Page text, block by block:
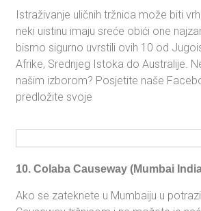
Istraživanje uličnih tržnica može biti
neki uistinu imaju sreće obići one
bismo sigurno uvrstili ovih 10 od
Afrike, Srednjeg Istoka do Australije.
našim izborom? Posjetite naše
predložite svoje
10. Colaba Causeway (Mumbai
Ako se zateknete u Mumbaiju u